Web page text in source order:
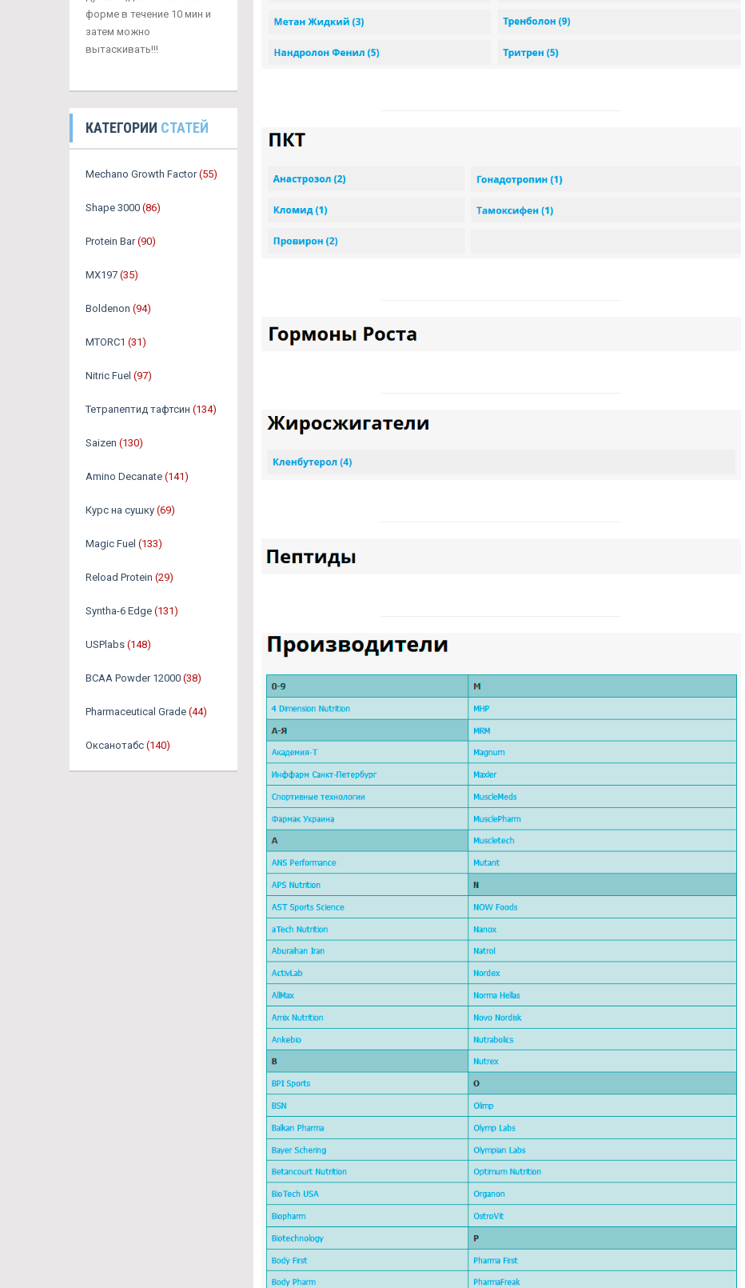
форме в течение 10 мин и
затем можно
вытаскивать!!!
КАТЕГОРИИ СТАТЕЙ
Mechano Growth Factor (55)
Shape 3000 (86)
Protein Bar (90)
MX197 (35)
Boldenon (94)
MTORC1 (31)
Nitric Fuel (97)
Тетрапептид тафтсин (134)
Saizen (130)
Amino Decanate (141)
Курс на сушку (69)
Magic Fuel (133)
Reload Protein (29)
Syntha-6 Edge (131)
USPlabs (148)
BCAA Powder 12000 (38)
Pharmaceutical Grade (44)
Оксанотабс (140)